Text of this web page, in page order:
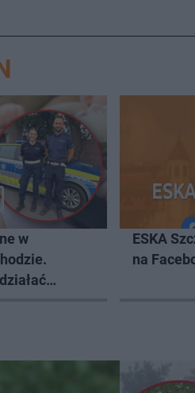
w
ESKA
na